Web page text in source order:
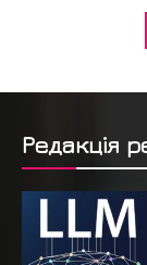
Редакція